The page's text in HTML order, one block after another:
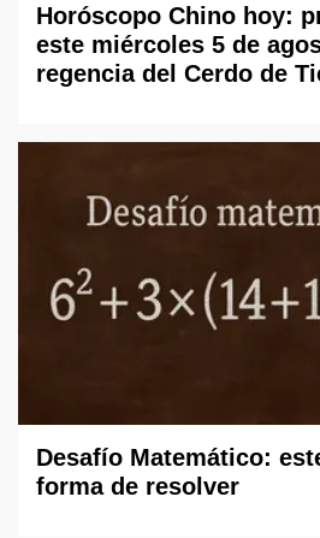
Horóscopo Chino hoy:
este miércoles 5 de
regencia del Cerdo de
Desafío Matemático:
forma de resolver